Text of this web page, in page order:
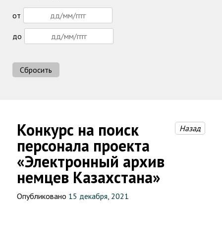
Конкурс на поиск
персонала проекта
«Электронный архив
немцев Казахстана»
Назад
Опубликовано 15 декабря, 2021
от
до
Сбросить